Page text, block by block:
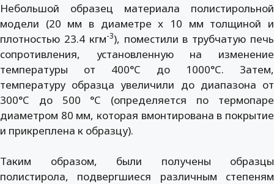
Небольшой образец материала полистирольной
модели (20 мм в диаметре x 10 мм толщиной и
плотностью 23.4 кгм-3), поместили в трубчатую печь
сопротивления, установленную на изменение
температуры от 400°C до 1000°C. Затем,
температуру образца увеличили до диапазона от
300°C до 500 °C (определяется по термопаре
диаметром 80 мм, которая вмонтирована в покрытие
и прикреплена к образцу).
Таким образом, были получены образцы
полистирола, подвергшиеся различным степеням